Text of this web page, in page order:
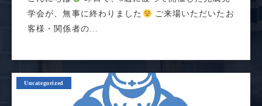
学会が、無事に終わりました
ご来場いただいたお
客様・関係者の...
Uncategorized